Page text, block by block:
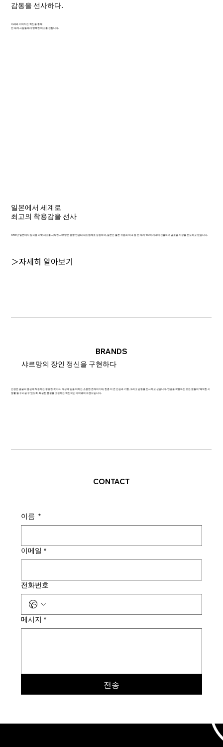
감동을 선사하다.
미래와 이어지는 혁신을 통해
전 세계 사람들에게 행복한 미소를 전합니다.
일본에서 세계로
최고의 착용감을 선사
1956년 일본에서 장식용 리벳 제조를 시작한 샤르망은 종합 안경테 제조업체로 성장하여, 일본은 물론 유럽과 미국 등 전 세계 100여 개국에 진출하며 글로벌 시장을 선도하고 있습니다.
＞자세히 알아보기
BRANDS
샤르망의 장인 정신을 구현하다
안경은 얼굴의 중심에 착용하는 중요한 것이자, 개성에 빛을 더하는 소중한 존재이기에, 한층 더 큰 안심과 기쁨, 그리고 감동을 선사하고 싶습니다. 안경을 착용하는 모든 분들이 '쾌적한 시
생활'을 누리실 수 있도록, 확실한 품질을 고집하는 혁신적인 아이웨어 브랜드입니다.
CONTACT
이름 *
이메일 *
전화번호
메시지 *
전송